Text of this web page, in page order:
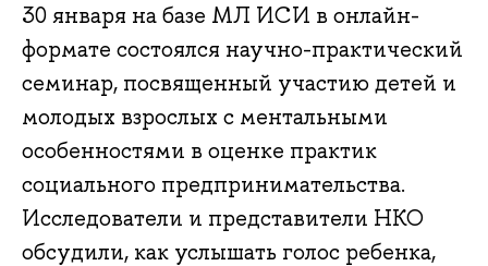
30 января на базе МЛ ИСИ в онлайн-
формате состоялся научно-практический
семинар, посвященный участию детей и
молодых взрослых с ментальными
особенностями в оценке практик
социального предпринимательства.
Исследователи и представители НКО
обсудили, как услышать голос ребенка,